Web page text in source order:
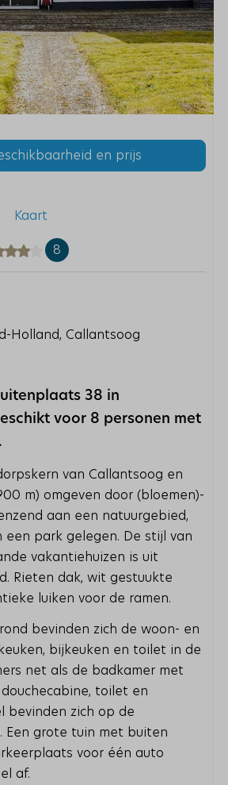
en prijs
Kaart
8
Holland, Callantsoog
38 in
voor 8 personen met
van Callantsoog en
m) omgeven door (bloemen)-
aan een natuurgebied,
een park gelegen. De stijl van
vakantiehuizen is uit
Rieten dak, wit gestuukte
luiken voor de ramen.
bevinden zich de woon- en
bijkeuken en toilet in de
net als de badkamer met
toilet en
bevinden zich op de
Een grote tuin met buiten
voor één auto
af.